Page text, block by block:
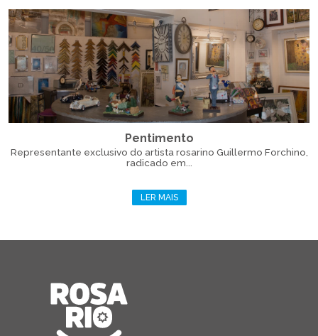
Pentimento
Representante exclusivo do artista rosarino Guillermo Forchino,
radicado em...
LER MAIS